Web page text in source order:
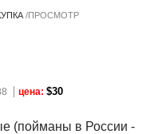
/ПРОСМОТР
цена: $30
(пойманы в России -